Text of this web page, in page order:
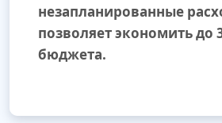
незапланированные
позволяет экономить до
бюджета.